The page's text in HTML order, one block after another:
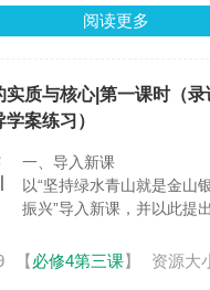
阅读更多
实质与核心|第一课时（
案练习）
一、导入新课
以“坚持绿水青山就是金山
振兴”导入新课，并以此提
议题一：在矛盾的对立统一
【必修4第三课】 资源大